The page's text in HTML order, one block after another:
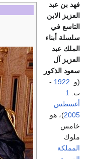
فهد بن عبد
العزيز الابن
التاسع في
سلسلة أبناء
الملك عبد
العزيز آل
سعود الذكور
(و. 1922
-
ت.
1
أغسطس
2005)، هو
خامس
ملوك
المملكة